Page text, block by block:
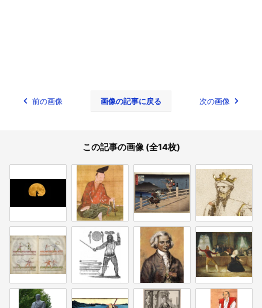
前の画像 画像の記事に戻る 次の画像
この記事の画像 (全14枚)